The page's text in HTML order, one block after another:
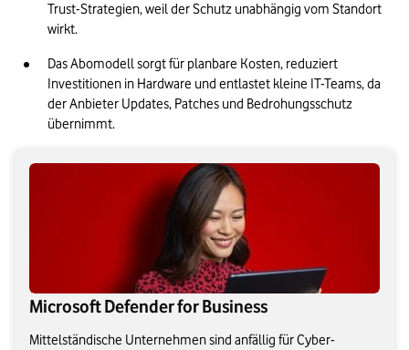
Trust-Strategien, weil der Schutz unabhängig vom Standort
wirkt.
Das Abomodell sorgt für planbare Kosten, reduziert
Investitionen in Hardware und entlastet kleine IT-Teams, da
der Anbieter Updates, Patches und Bedrohungsschutz
übernimmt.
Microsoft Defender for Business
Mittelständische Unternehmen sind anfällig für Cyber-